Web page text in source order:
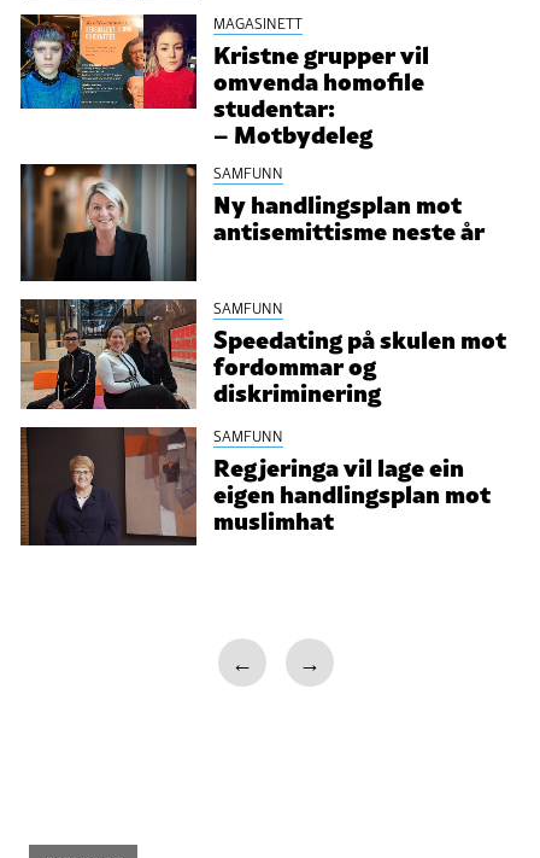
MAGASINETT
Kristne grupper vil
omvenda homofile
studentar:
– Motbydeleg
SAMFUNN
Ny handlingsplan mot
antisemittisme neste år
SAMFUNN
Speedating på skulen mot
fordommar og
diskriminering
SAMFUNN
Regjeringa vil lage ein
eigen handlingsplan mot
muslimhat
← →